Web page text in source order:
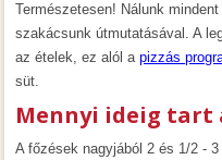
Természetesen! Nálunk
szakácsunk útmutatásával. A
az ételek, ez alól apizzás
süt.
Mennyi ideig tart
A főzések nagyjából 2 és 1/2 -